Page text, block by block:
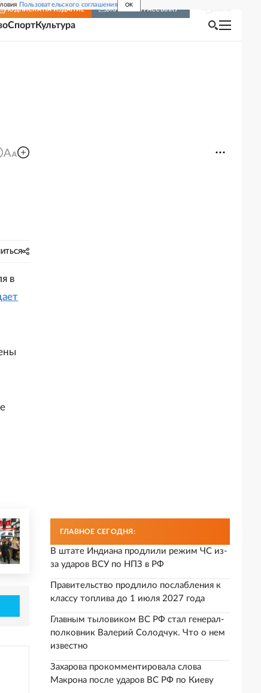
Пользовательского соглашения OK
ПОДПИСКА НА ИЗДАНИЕ ВКЛЮЧИТЬ РАССЫЛКУ
СпортКультура
в
ГЛАВНОЕ СЕГОДНЯ:
В штате Индиана продлили режим ЧС из-
за ударов ВСУ по НПЗ в РФ
Правительство продлило послабления к
классу топлива до 1 июля 2027 года
Главным тыловиком ВС РФ стал генерал-
полковник Валерий Солодчук. Что о нем
известно
Захарова прокомментировала слова
Макрона после ударов ВС РФ по Киеву